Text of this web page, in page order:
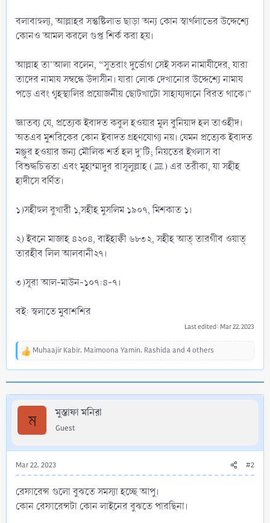
বলাবাহুল্য, আল্লাহর সন্তুষ্টিলাভ ছাড়া অন্য কোন স্বার্থলাভের উদ্দেশ্যে
কোনও আমল করলে গুপ্ত শির্ক করা হয়।
আল্লাহ তা'আলা বলেন, “সুতরাং দুর্ভোগ সেই সকল নামাযীদের, যারা
তাদের নামায সম্বন্ধে উদাসীন। যারা লোক দেখানোর উদ্দেশ্যে নামায
পড়ে এবং গৃহস্থালির প্রয়োজনীয় ছোটখাটো সাহায্যদানে বিরত থাকে।”
জ্ঞাতব্য যে, প্রত্যেক ইবাদত কবুল হওয়ার মূল বুনিয়াদ হল তাওহীদ।
অতএব মুশরিকের কোন ইবাদত গ্রহণযোগ্য নয়। যেমন প্রত্যেক ইবাদত
মঞ্জুর হওয়ার জন্য মৌলিক শর্ত হল দু'টি; নিয়তের ইখলাস বা
বিশুদ্ধচিত্ততা এবং মুহাম্মাদুর রাসূলুল্লাহ (ﷺ) এর তরীকা, যা সহীহ
হাদীসে বর্ণিত।
১)সহীহুল বুখারী ১,সহীহ মুসলিম ১৯০৭, মিশকাত ১।
২) ইবনে মাজাহ ৪২০৪, বাইহাক্বী ৬৮৩২, সহীহ আত্‌ তারগীব ওয়াত্
তারহীব লিল আলবানী২৭।
৩)সূরা আল-মাউন-১০৭:৪-৭।
বই: স্বলাতে মুবাশশির
Last edited: Mar 22, 2023
R
:
Muhaajir Kabir, Maimoona Yamin, Rashida and 4 others
ম মুস্তাফা মনিরা
Guest
Mar 22, 2023 #2
রেফারেন্স গুলো বুঝতে সমস্যা হচ্ছে আপু।
কোন রেফারেন্সটা কোন লাইনের বুঝতে পারছিনা।